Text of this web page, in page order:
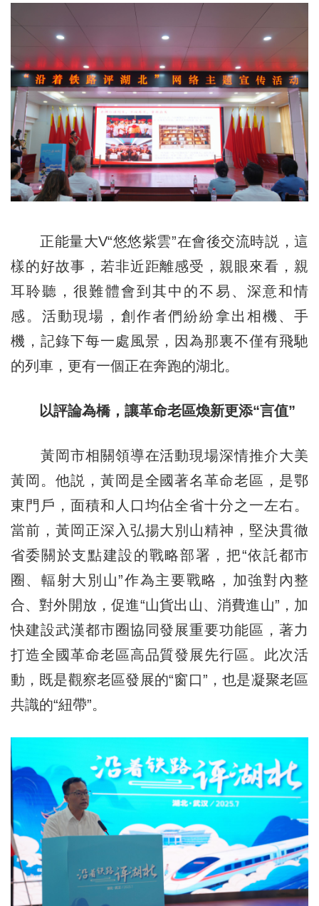
正能量大V“悠悠紫雲”在會後交流時説，這
樣的好故事，若非近距離感受，親眼來看，親
耳聆聽，很難體會到其中的不易、深意和情
感。活動現場，創作者們紛紛拿出相機、手
機，記錄下每一處風景，因為那裏不僅有飛馳
的列車，更有一個正在奔跑的湖北。
以評論為橋，讓革命老區煥新更添“言值”
黃岡市相關領導在活動現場深情推介大美
黃岡。他説，黃岡是全國著名革命老區，是鄂
東門戶，面積和人口均佔全省十分之一左右。
當前，黃岡正深入弘揚大別山精神，堅決貫徹
省委關於支點建設的戰略部署，把“依託都市
圈、輻射大別山”作為主要戰略，加強對內整
合、對外開放，促進“山貨出山、消費進山”，加
快建設武漢都市圈協同發展重要功能區，著力
打造全國革命老區高品質發展先行區。此次活
動，既是觀察老區發展的“窗口”，也是凝聚老區
共識的“紐帶”。